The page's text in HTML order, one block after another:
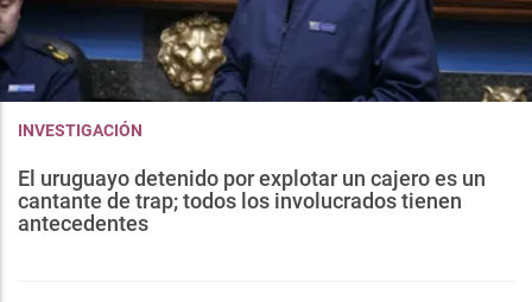
INVESTIGACIÓN
El uruguayo detenido por explotar un cajero es un
cantante de trap; todos los involucrados tienen
antecedentes